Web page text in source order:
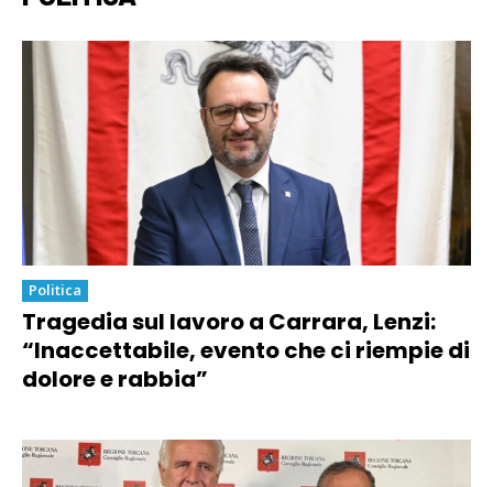
Politica
Tragedia sul lavoro a Carrara, Lenzi:
“Inaccettabile, evento che ci riempie di
dolore e rabbia”